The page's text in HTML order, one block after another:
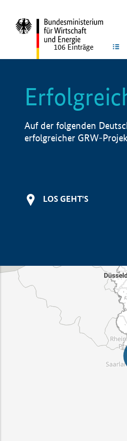
106 Einträge
Auf der folgenden
erfolgreicher GRW-
LOS GEHT'S